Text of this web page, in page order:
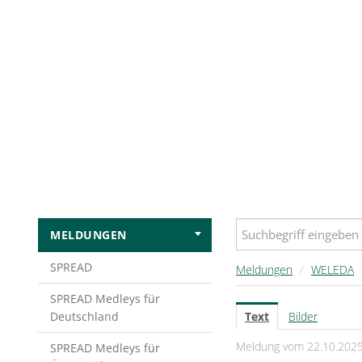
MELDUNGEN
SPREAD
SPREAD Medleys für
Deutschland
SPREAD Medleys für
Meldungen / WELEDA
Text
Bilder
Meldung vom